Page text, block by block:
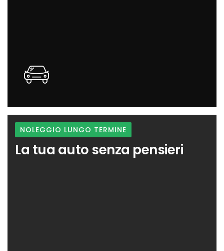
direttamente online
NOLEGGIO LUNGO TERMINE
La tua auto senza pensieri